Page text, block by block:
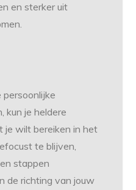
en sterker uit
persoonlijke
kun je heldere
je wilt bereiken in het
te blijven,
stappen
de richting van jouw